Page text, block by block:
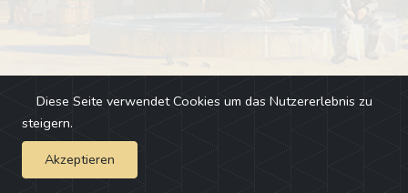
Impressum - Changelog
Diese Seite verwendet Cookies um das Nutzererlebnis zu
steigern.
Akzeptieren